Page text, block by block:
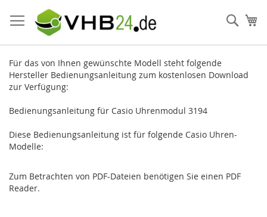
zum
Inhalt
Für das von Ihnen gewünschte Modell steht folgende
Hersteller Bedienungsanleitung zum kostenlosen Download
zur Verfügung:
Bedienungsanleitung für Casio Uhrenmodul 3194
Diese Bedienungsanleitung ist für folgende Casio Uhren-
Modelle:
Zum Betrachten von PDF-Dateien benötigen Sie einen PDF
Reader.